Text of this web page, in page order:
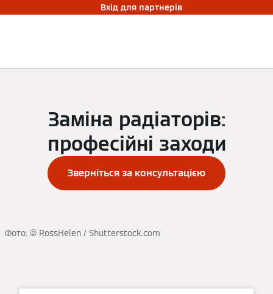
Вхід для партнерів
Заміна радіаторів:
професійні заходи
Зверніться за консультацією
Фото: © RossHelen / Shutterstock.com